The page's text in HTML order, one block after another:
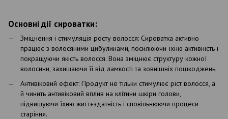
Основні дії сироватки:
Зміцнення і стимуляція росту волосся: Сироватка активно
працює з волосяними цибулинами, посилюючи їхню активність і
покращуючи якість волосся. Вона зміцнює структуру кожної
волосини, захищаючи її від ламкості та зовнішніх пошкоджень.
Антивіковий ефект: Продукт не тільки стимулює ріст волосся, а
й чинить антивіковий вплив на клітини шкіри голови,
підвищуючи їхню життєздатність і сповільнюючи процеси
старіння.